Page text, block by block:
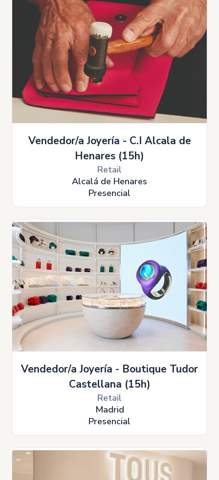
Vendedor/a Joyería - C.I Alcala de
Henares (15h)
Retail
Alcalá de Henares
Presencial
Vendedor/a Joyería - Boutique Tudor
Castellana (15h)
Retail
Madrid
Presencial